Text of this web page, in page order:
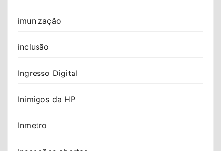
imunização
inclusão
Ingresso Digital
Inimigos da HP
Inmetro